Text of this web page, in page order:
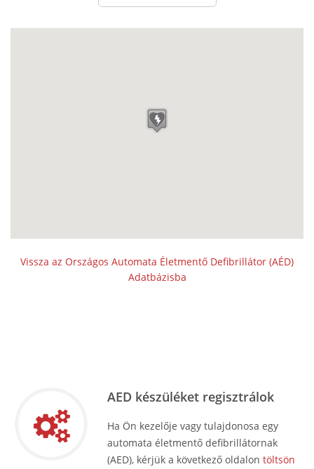
Vissza az Országos Automata Életmentő Defibrillátor (AÉD)
Adatbázisba
AED készüléket regisztrálok
Ha Ön kezelője vagy tulajdonosa egy
automata életmentő defibrillátornak
(AED), kérjük a következő oldalon töltsön